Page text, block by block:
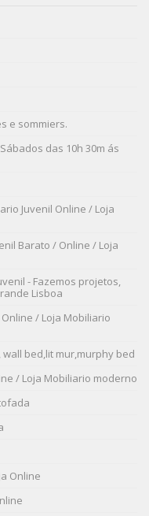
e sommiers.
das 10h 30m ás
Juvenil Online / Loja
Barato / Online / Loja
- Fazemos projetos,
Lisboa
/ Loja Mobiliario
bed,lit mur,murphy bed
/ Loja Mobiliario moderno
Online